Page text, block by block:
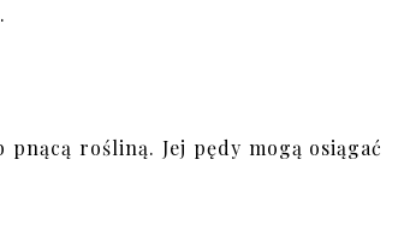
rośliną. Jej pędy mogą osiągać